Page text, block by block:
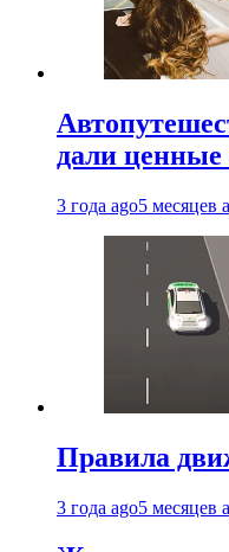
дали ценные
3 года ago5 месяцев
Правила
3 года ago5 месяцев